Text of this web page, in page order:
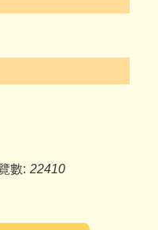
數: 22410